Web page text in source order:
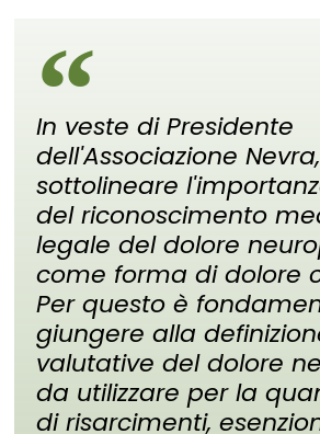
In veste di Presidente
dell'Associazione
sottolineare
del riconoscimento
legale del dolore
come forma di dolore
Per questo è
giungere alla
valutative del dolore
da utilizzare per la
di risarcimenti,